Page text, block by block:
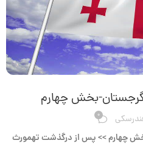
بخش چهارم
0
چهارم >> پس از درگذشت تهمورث